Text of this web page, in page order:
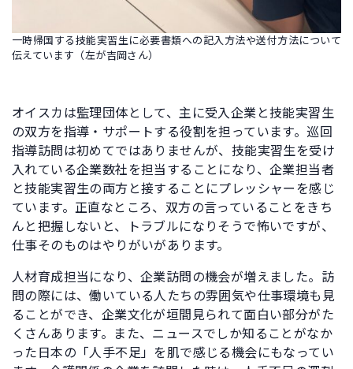
一時帰国する技能実習生に必要書類への記入方法や送付方法について
伝えています（左が吉岡さん）
オイスカは監理団体として、主に受入企業と技能実習生
の双方を指導・サポートする役割を担っています。巡回
指導訪問は初めてではありませんが、技能実習生を受け
入れている企業数社を担当することになり、企業担当者
と技能実習生の両方と接することにプレッシャーを感じ
ています。正直なところ、双方の言っていることをきち
んと把握しないと、トラブルになりそうで怖いですが、
仕事そのものはやりがいがあります。
人材育成担当になり、企業訪問の機会が増えました。訪
問の際には、働いている人たちの雰囲気や仕事環境も見
ることができ、企業文化が垣間見られて面白い部分がた
くさんあります。また、ニュースでしか知ることがなか
った日本の「人手不足」を肌で感じる機会にもなってい